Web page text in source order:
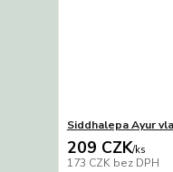
Siddhalepa Ayur
209 CZK/ks
173 CZK bez DPH